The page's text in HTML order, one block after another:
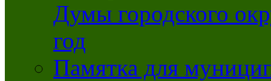
Думы городского
год
Памятка для